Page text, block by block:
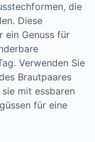
die
Diese
ein Genuss für
Verwenden Sie
Brautpaares
mit essbaren
für eine